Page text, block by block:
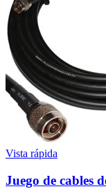
Vista rápida
Juego de cables